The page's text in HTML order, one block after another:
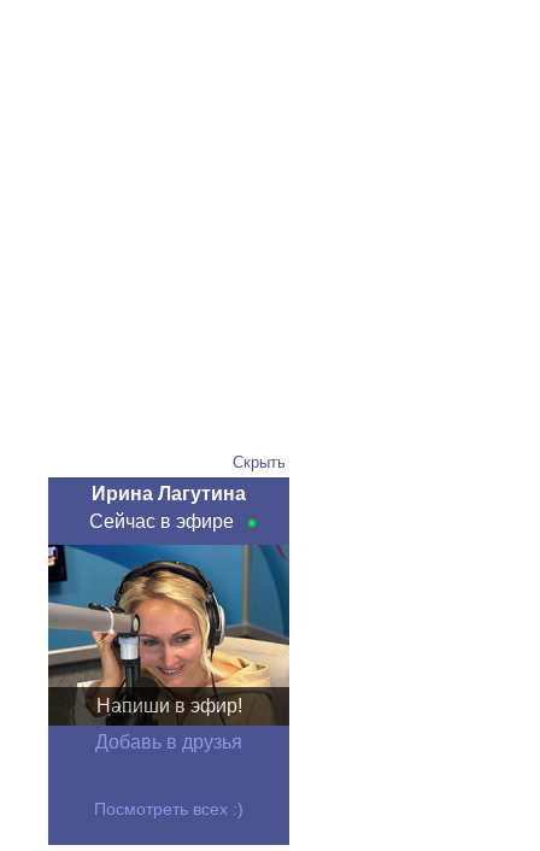
Скрыть
Ирина Лагутина
Сейчас в эфире
Напиши в эфир!
Добавь в друзья
Посмотреть всех :)